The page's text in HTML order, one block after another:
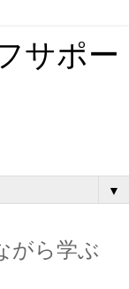
サポー
▼
がら学ぶ